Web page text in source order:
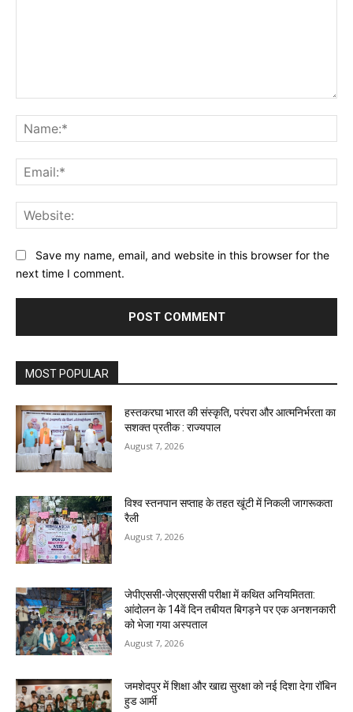
Save my name, email, and website in this browser for the
next time I comment.
MOST POPULAR
हस्तकरघा भारत की संस्कृति, परंपरा और आत्मनिर्भरता का
सशक्त प्रतीक : राज्यपाल
August 7, 2026
विश्व स्तनपान सप्ताह के तहत खूंटी में निकली जागरूकता
रैली
August 7, 2026
जेपीएससी-जेएसएससी परीक्षा में कथित अनियमितता:
आंदोलन के 14वें दिन तबीयत बिगड़ने पर एक अनशनकारी
को भेजा गया अस्पताल
August 7, 2026
जमशेदपुर में शिक्षा और खाद्य सुरक्षा को नई दिशा देगा रॉबिन
हुड आर्मी